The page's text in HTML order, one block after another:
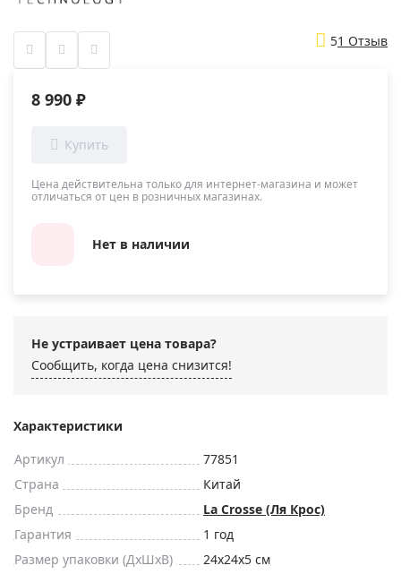
51 Отзыв
8 990 ₽
Цена действительна только для интернет-магазина и может
отличаться от цен в розничных магазинах.
Нет в наличии
Не устраивает цена товара?
Сообщить, когда цена снизится!
Характеристики
Артикул
77851
Страна
Китай
Бренд
La Crosse (Ля Крос)
Гарантия
1 год
Размер упаковки (ДxШxВ)
24x24x5 см